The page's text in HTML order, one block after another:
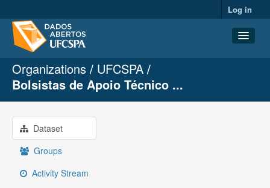
Log in
Datasets
Organizations
About
Organizations
UFCSPA
Bolsistas de Apoio Técnico ...
Dataset
Groups
Activity Stream